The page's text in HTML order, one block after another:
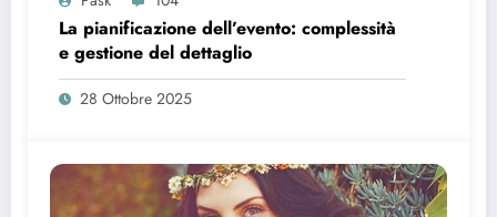
La pianificazione dell’evento: complessità
e gestione del dettaglio
28 Ottobre 2025